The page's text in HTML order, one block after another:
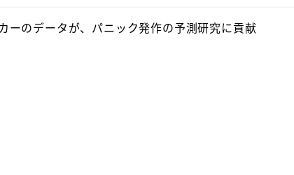
ーのデータが、パニック発作の予測研究に貢献